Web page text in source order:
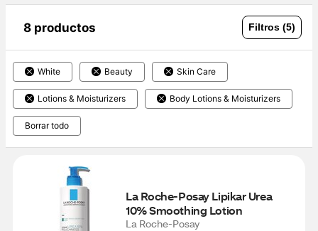
8 productos Filtros (5)
White Beauty Skin Care
Lotions & Moisturizers Body Lotions & Moisturizers
Borrar todo
La Roche-Posay Lipikar Urea
10% Smoothing Lotion
La Roche-Posay